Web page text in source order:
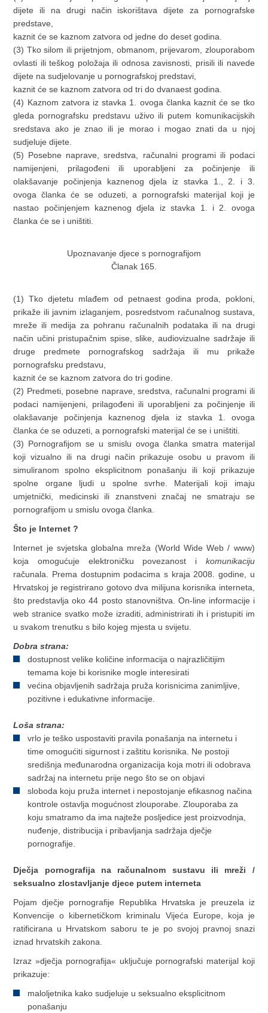
dijete ili na drugi način iskorištava dijete za pornografske
predstave,
kaznit će se kaznom zatvora od jedne do deset godina.
(3) Tko silom ili prijetnjom, obmanom, prijevarom, zlouporabom
ovlasti ili teškog položaja ili odnosa zavisnosti, prisili ili navede
dijete na sudjelovanje u pornografskoj predstavi,
kaznit će se kaznom zatvora od tri do dvanaest godina.
(4) Kaznom zatvora iz stavka 1. ovoga članka kaznit će se tko
gleda pornografsku predstavu uživo ili putem komunikacijskih
sredstava ako je znao ili je morao i mogao znati da u njoj
sudjeluje dijete.
(5) Posebne naprave, sredstva, računalni programi ili podaci
namijenjeni, prilagođeni ili uporabljeni za počinjenje ili
olakšavanje počinjenja kaznenog djela iz stavka 1., 2. i 3.
ovoga članka će se oduzeti, a pornografski materijal koji je
nastao počinjenjem kaznenog djela iz stavka 1. i 2. ovoga
članka će se i uništiti.
Upoznavanje djece s pornografijom
Članak 165.
(1) Tko djetetu mlađem od petnaest godina proda, pokloni,
prikaže ili javnim izlaganjem, posredstvom računalnog sustava,
mreže ili medija za pohranu računalnih podataka ili na drugi
način učini pristupačnim spise, slike, audiovizualne sadržaje ili
druge predmete pornografskog sadržaja ili mu prikaže
pornografsku predstavu,
kaznit će se kaznom zatvora do tri godine.
(2) Predmeti, posebne naprave, sredstva, računalni programi ili
podaci namijenjeni, prilagođeni ili uporabljeni za počinjenje ili
olakšavanje počinjenja kaznenog djela iz stavka 1. ovoga
članka će se oduzeti, a pornografski materijal će se i uništiti.
(3) Pornografijom se u smislu ovoga članka smatra materijal
koji vizualno ili na drugi način prikazuje osobu u pravom ili
simuliranom spolno eksplicitnom ponašanju ili koji prikazuje
spolne organe ljudi u spolne svrhe. Materijali koji imaju
umjetnički, medicinski ili znanstveni značaj ne smatraju se
pornografijom u smislu ovoga članka.
Što je Internet ?
Internet je svjetska globalna mreža (World Wide Web / www)
koja omogućuje elektroničku povezanost i komunikaciju
računala. Prema dostupnim podacima s kraja 2008. godine, u
Hrvatskoj je registrirano gotovo dva milijuna korisnika interneta,
što predstavlja oko 44 posto stanovništva.
On-line informacije i
web stranice svatko može izraditi, administrirati ih i pristupiti im
u svakom trenutkus bilo kojeg mjesta u svijetu.
Dobra strana:
dostupnost velike količine informacija o najrazličitijim
temama koje bi korisnike mogle interesirati
većina objavljenih sadržaja pruža korisnicima zanimljive,
pozitivne i edukativne informacije.
Loša strana:
vrlo je teško uspostaviti pravila ponašanja na internetu i
time omogućiti sigurnost i zaštitu korisnika. Ne postoji
središnja međunarodna organizacija koja motri ili odobrava
sadržaj na internetu prije nego što se on objavi
sloboda koju pruža internet i nepostojanje efikasnog načina
kontrole ostavlja mogućnost zlouporabe. Zlouporaba za
koju smatramo da ima najteže posljedice jest proizvodnja,
nuđenje, distribucija i pribavljanja sadržaja dječje
pornografije.
Dječja pornografija na računalnom sustavu ili mreži /
seksualno zlostavljanje djece putem interneta
Pojam dječje pornografije Republika Hrvatska je preuzela iz
Konvencije o kibernetičkom kriminalu Vijeća Europe, koja je
ratificirana u Hrvatskom saboru te je po svojoj pravnoj snazi
iznad hrvatskih zakona.
Izraz »dječja pornografija« uk­ljučuje pornografski materijal koji
prikazuje:
malo­ljetnika kako sudjeluje u seksualno eksplicitnom
ponaša­nju